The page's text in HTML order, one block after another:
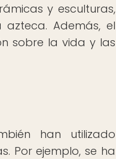
y esculturas,
Además, el
sobre la vida y las
han utilizado
Por ejemplo, se ha